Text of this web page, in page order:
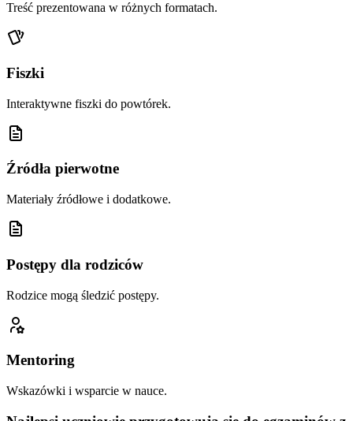
Treść prezentowana w różnych formatach.
Fiszki
Interaktywne fiszki do powtórek.
Źródła pierwotne
Materiały źródłowe i dodatkowe.
Postępy dla rodziców
Rodzice mogą śledzić postępy.
Mentoring
Wskazówki i wsparcie w nauce.